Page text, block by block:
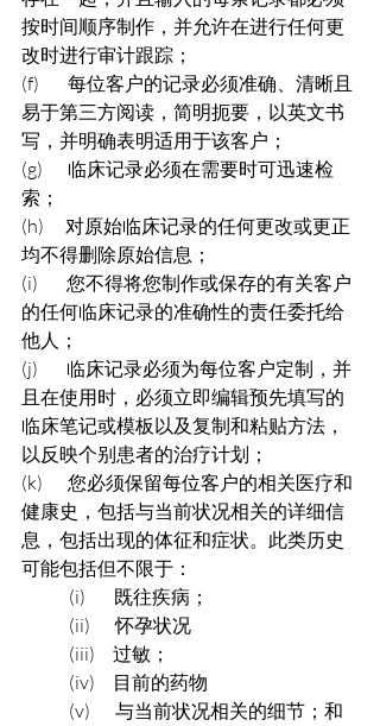
按时间顺序制作，并允许在进行任何更
改时进行审计跟踪；
(f)        每位客户的记录必须准确、清晰且
易于第三方阅读，简明扼要，以英文书
写，并明确表明适用于该客户；
(g)       临床记录必须在需要时可迅速检
索；
(h)      对原始临床记录的任何更改或更正
均不得删除原始信息；
(i)        您不得将您制作或保存的有关客户
的任何临床记录的准确性的责任委托给
他人；
(j)        临床记录必须为每位客户定制，并
且在使用时，必须立即编辑预先填写的
临床笔记或模板以及复制和粘贴方法，
以反映个别患者的治疗计划；
(k)       您必须保留每位客户的相关医疗和
健康史，包括与当前状况相关的详细信
息，包括出现的体征和症状。此类历史
可能包括但不限于：
(i)        既往疾病；
(ii)       怀孕状况
(iii)     过敏；
(iv)     目前的药物
(v)       与当前状况相关的细节；和